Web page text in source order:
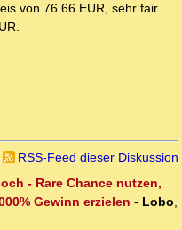
von 76.66 EUR, sehr fair.
RSS-Feed dieser Diskussion
- Rare Chance nutzen,
Gewinn erzielen - Lobo,